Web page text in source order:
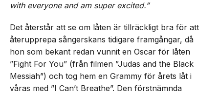
with everyone and am super excited.”
Det återstår att se om låten är tillräckligt bra för att
återupprepa sångerskans tidigare framgångar, då
hon som bekant redan vunnit en Oscar för låten
”Fight For You” (från filmen ”Judas and the Black
Messiah”) och tog hem en Grammy för årets låt i
våras med ”I Can’t Breathe”. Den förstnämnda